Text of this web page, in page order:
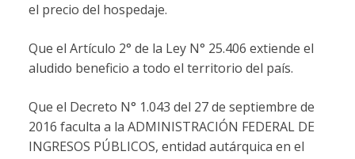
el precio del hospedaje.
Que el Artículo 2° de la Ley N° 25.406 extiende el
aludido beneficio a todo el territorio del país.
Que el Decreto N° 1.043 del 27 de septiembre de
2016 faculta a la ADMINISTRACIÓN FEDERAL DE
INGRESOS PÚBLICOS, entidad autárquica en el